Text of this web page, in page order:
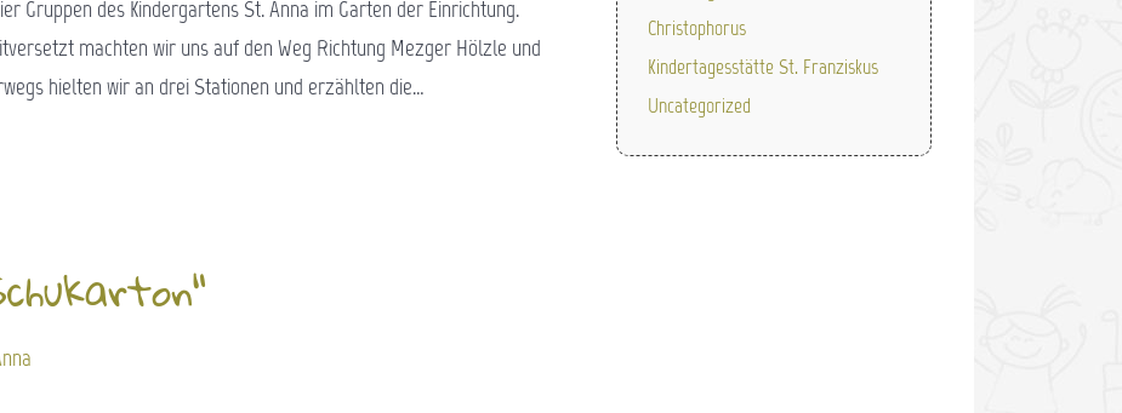
Gruppen des Kindergartens St. Anna im Garten der Einrichtung.
machten wir uns auf den Weg Richtung Mezger Hölzle und
hielten wir an drei Stationen und erzählten die…
Christophorus
Kindertagesstätte St. Franziskus
Uncategorized